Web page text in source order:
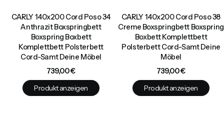
CARLY 140x200 Cord Poso 34
Anthrazit Boxspringbett
Boxspring Boxbett
Komplettbett Polsterbett
Cord-Samt Deine Möbel
Preis
739,00 €
Produkt anzeigen
CARLY 140x200 Cord Poso 38
Creme Boxspringbett Boxspring
Boxbett Komplettbett
Polsterbett Cord-Samt Deine
Möbel
Preis
739,00 €
Produkt anzeigen